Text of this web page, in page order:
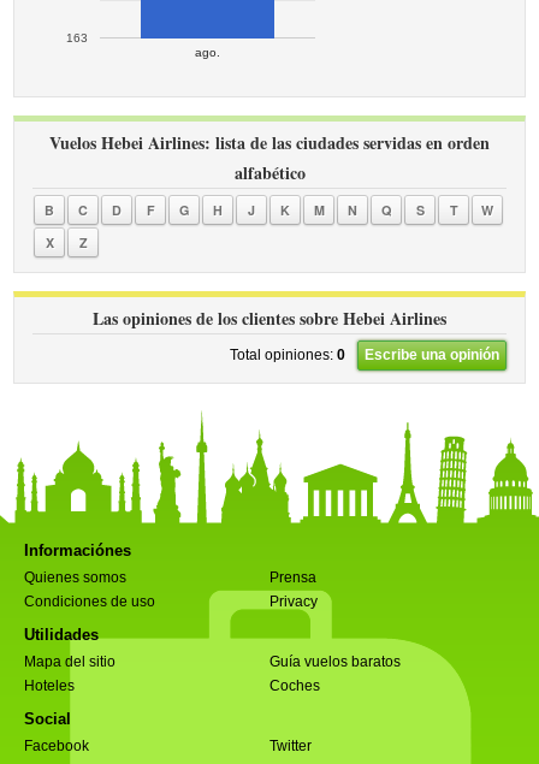
ago.
163
Vuelos Hebei Airlines: lista de las ciudades servidas en orden
alfabético
B C D F G H J K M N Q S T
W
X
Z
Las opiniones de los clientes sobre Hebei Airlines
Total opiniones: 0 Escribe una opinión
Informaciónes
Quienes somos
Prensa
Condiciones de uso
Privacy
Utilidades
Mapa del sitio
Guía vuelos baratos
Hoteles
Coches
Social
Facebook
Twitter